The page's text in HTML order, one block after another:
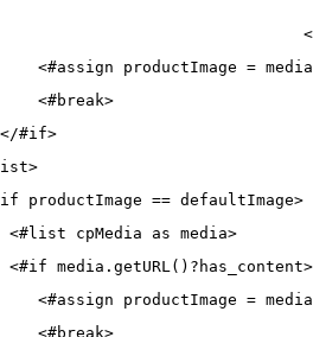
<#assign productImage =
<#break>
#if>
productImage == defaultImage>
<#list cpMedia as media>
<#if
<#assign productImage =
<#break>